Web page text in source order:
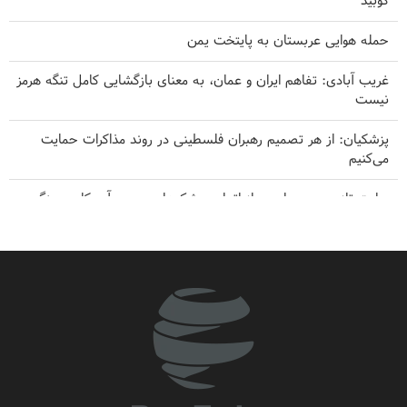
حمله هوایی عربستان به پایتخت یمن
غریب آبادی: تفاهم ایران و عمان، به معنای بازگشایی کامل تنگه هرمز
نیست
پزشکیان: از هر تصمیم رهبران فلسطینی در روند مذاکرات حمایت
می‌کنیم
روایت تازه «سی‌بی‌اس» از اتمام موشک‌های دوربرد آمریکا در جنگ
هدف قرار گرفتن یک نفتکش سعودی توسط ارتش یمن
بقائی: فضای مذاکرات ایران و عمان درباره تنگه هرمز، مثبت است